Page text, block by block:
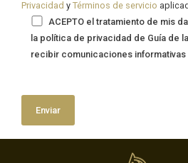
Privacidad y Términos de servicio
ACEPTO el tratamiento de mis
la política de privacidad de Guía de
recibir comunicaciones informativas